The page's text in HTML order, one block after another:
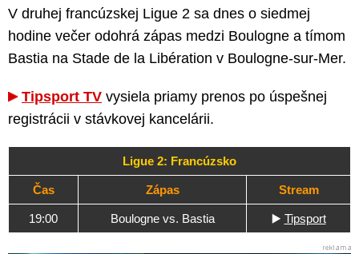
V druhej francúzskej Ligue 2 sa dnes o siedmej
hodine večer odohrá zápas medzi Boulogne a tímom
Bastia na Stade de la Libération v Boulogne-sur-Mer.
Tipsport TV vysiela priamy prenos po úspešnej
registrácii v stávkovej kancelárii.
Ligue 2: Francúzsko
Čas Zápas Stream
19:00 Boulogne vs. Bastia ▶️ Tipsport